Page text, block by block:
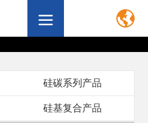
硅碳系列产品
硅基复合产品